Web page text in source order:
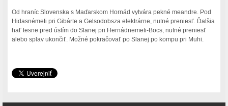
Od hraníc Slovenska s Maďarskom Hornád vytvára pekné meandre. Pod
Hidasnémeti pri Gibárte a Gelsodobsza elektrárne, nutné preniesť. Ďalšia
hať tesne pred ústím do Slanej pri Hernádnemeti-Bocs, nutné preniesť
alebo splav ukončiť. Možné pokračovať po Slanej po kompu pri Muhi.